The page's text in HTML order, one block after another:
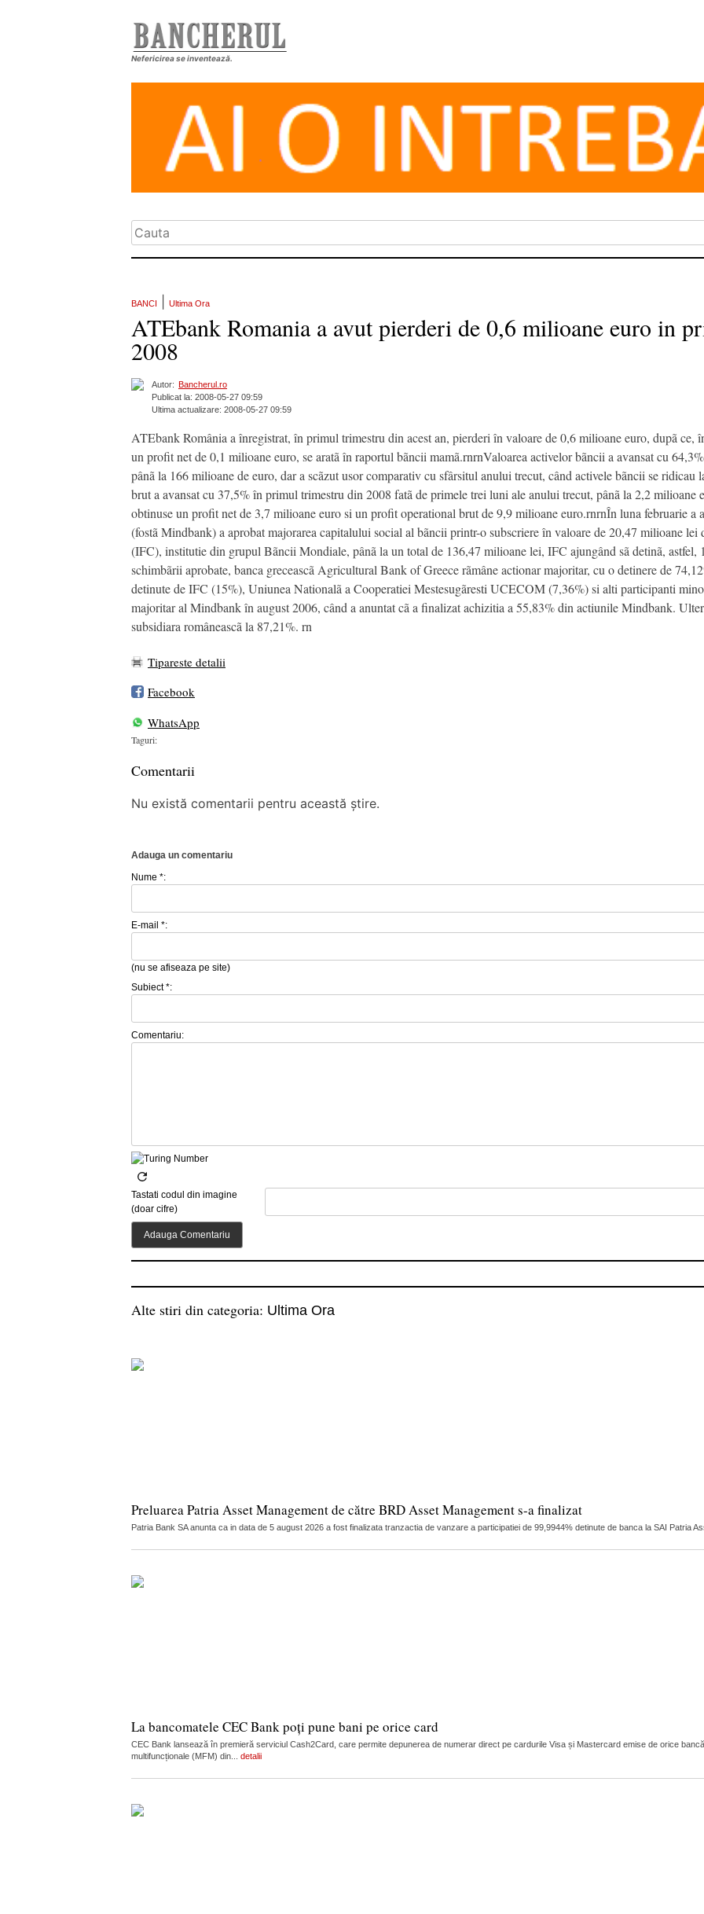
Nefericirea se inventează.
BANCI Ultima Ora
ATEbank Romania a avut pierderi de 0,6 milioane euro in
2008
Autor:
Bancherul.ro
Publicat la: 2008-05-27 09:59
Ultima actualizare: 2008-05-27 09:59
ATEbank România a înregistrat, în primul trimestru din acest an, pierderi în valoare de 0,6 milioane euro, dupã ce,
un profit net de 0,1 milioane euro, se aratã în raportul bãncii mamã.rnrnValoarea activelor bãncii a avansat cu
pânã la 166 milioane de euro, dar a scãzut usor comparativ cu sfârsitul anului trecut, când activele bãncii se
brut a avansat cu 37,5% în primul trimestru din 2008 fatã de primele trei luni ale anului trecut, pânã la 2,2
obtinuse un profit net de 3,7 milioane euro si un profit operational brut de 9,9 milioane euro.rnrnÎn luna februarie a
(fostã Mindbank) a aprobat majorarea capitalului social al bãncii printr-o subscriere în valoare de 20,47 milioane
(IFC), institutie din grupul Bãncii Mondiale, pânã la un total de 136,47 milioane lei, IFC ajungând sã detinã,
schimbãrii aprobate, banca greceascã Agricultural Bank of Greece rãmâne actionar majoritar, cu o detinere de
detinute de IFC (15%), Uniunea Nationalã a Cooperatiei Mestesugãresti UCECOM (7,36%) si alti participanti
majoritar al Mindbank în august 2006, când a anuntat cã a finalizat achizitia a 55,83% din actiunile Mindbank.
subsidiara româneascã la 87,21%. rn
Tipareste detalii
Facebook
WhatsApp
Taguri:
Comentarii
Nu există comentarii pentru această știre.
Adauga un comentariu
Nume *:
E-mail *:
(nu se afiseaza pe site)
Subiect *:
Comentariu:
Tastati codul din imagine
(doar cifre)
Alte stiri din categoria: Ultima Ora
Preluarea Patria Asset Management de către BRD Asset Management s-a finalizat
Patria Bank SA anunta ca in data de 5 august 2026 a fost finalizata tranzactia de vanzare a participatiei de 99,9944% detinute de banca la SAI Patria
La bancomatele CEC Bank poți pune bani pe orice card
CEC Bank lansează în premieră serviciul Cash2Card, care permite depunerea de numerar direct pe cardurile Visa și Mastercard emise de orice
multifuncționale (MFM) din... detalii